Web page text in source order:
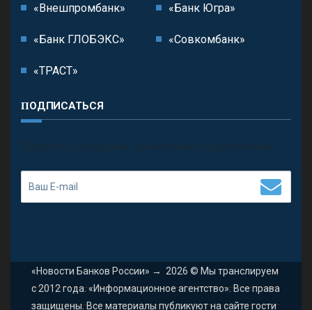
«Внешпромбанк» «Банк Югра»
«Банк ГЛОБЭКС» «Совкомбанк»
«ТРАСТ»
ПОДПИСАТЬСЯ
П олучить последние обновления и предложения.
«Новости Банков России» → 2026 © Мы транслируем
с 2012 года. «Информационное агентство». Все права
защищены. Все материалы публикуют на сайте гости